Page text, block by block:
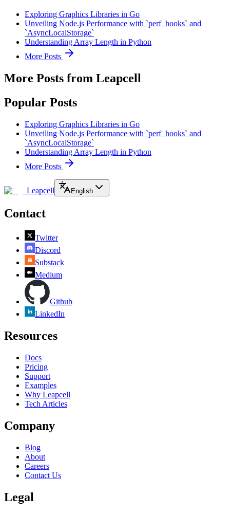
Exploring Graphics Libraries in Go
Unveiling Node.js Performance with `perf_hooks` and
`AsyncLocalStorage`
Understanding Array Length in Python
More Posts
More Posts from Leapcell
Popular Posts
Exploring Graphics Libraries in Go
Unveiling Node.js Performance with `perf_hooks` and
`AsyncLocalStorage`
Understanding Array Length in Python
More Posts
Leapcell English
Contact
Twitter
Discord
Substack
Medium
Github
LinkedIn
Resources
Docs
Pricing
Support
Examples
Why Leapcell
Tech Articles
Company
Blog
About
Careers
Contact Us
Legal